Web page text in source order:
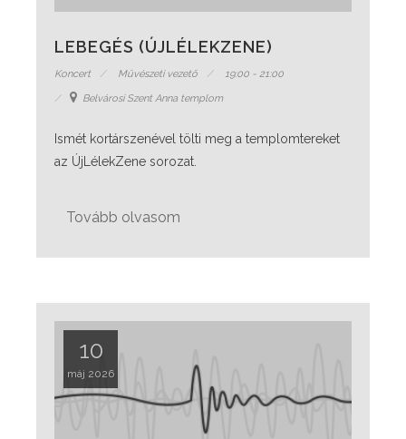
LEBEGÉS (ÚJLÉLEKZENE)
Koncert Művészeti vezető 19:00 - 21:00
Belvárosi Szent Anna templom
Ismét kortárszenével tölti meg a templomtereket
az ÚjLélekZene sorozat.
Tovább olvasom
10
máj 2026